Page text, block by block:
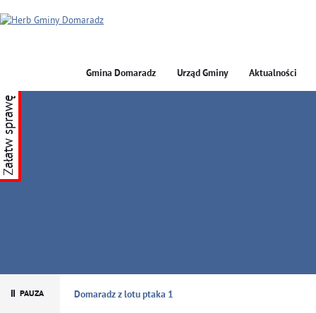
GMINA DOMARADZ
Gmina Domaradz Urząd Gminy Aktualności
Domaradz z lotu ptaka 1
Załatw sprawę